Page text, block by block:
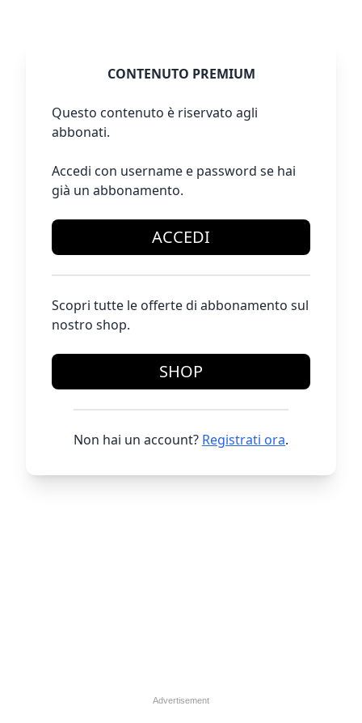
CONTENUTO PREMIUM
Questo contenuto è riservato agli
abbonati.
Accedi con username e password se hai
già un abbonamento.
ACCEDI
Scopri tutte le offerte di abbonamento sul
nostro shop.
SHOP
Non hai un account? Registrati ora.